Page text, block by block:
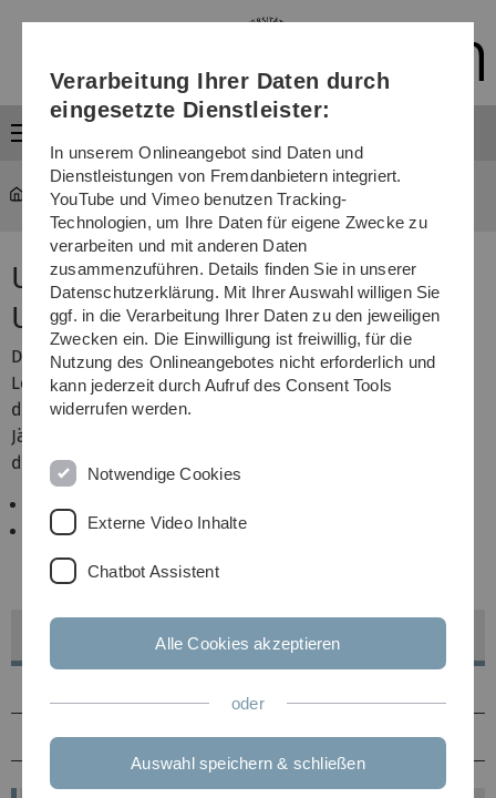
Direkt
Direkt
Direkt
(Sprache,
Drucken,
Media)
Direkt
Direkt
Universität ... Leitbild Lehre
Ulmer Universitätslehrpreis und
Ulmer Lehrboni
Die Universität Ulm würdigt das Engagement von
Lehrenden und Studierenden in Lehre und Studium und
dokumentiert so die fundamentale Bedeutung der Lehre.
Jährlich werden für besondere Leistungen und Einsatz in
der Lehre die folgenden Preise vergeben:
Ulmer Universitätslehrpreis
Die Ulmer Lehrboni
Preiswürdige Lehre an der Universität Ulm
Ulmer Lehrboni
Verarbeitung Ihrer Daten durch
eingesetzte Dienstleister:
In unserem Onlineangebot sind Daten und
Dienstleistungen von Fremdanbietern integriert.
YouTube und Vimeo benutzen Tracking-
Technologien, um Ihre Daten für eigene Zwecke zu
verarbeiten und mit anderen Daten
zusammenzuführen. Details finden Sie in unserer
Datenschutzerklärung. Mit Ihrer Auswahl willigen Sie
ggf. in die Verarbeitung Ihrer Daten zu den jeweiligen
Zwecken ein. Die Einwilligung ist freiwillig, für die
Nutzung des Onlineangebotes nicht erforderlich und
kann jederzeit durch Aufruf des Consent Tools
widerrufen werden.
Notwendige Cookies
Externe Video Inhalte
Chatbot Assistent
Alle Cookies akzeptieren
oder
Auswahl speichern & schließen